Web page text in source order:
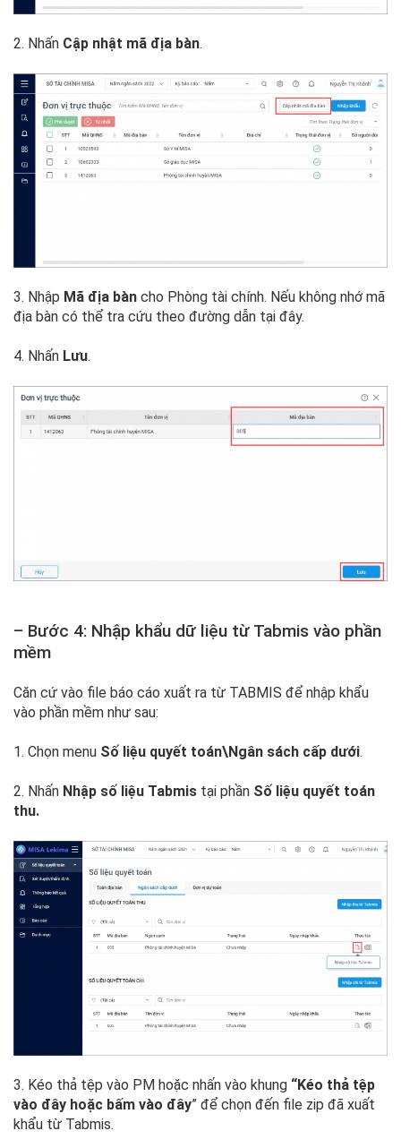
2. Nhấn Cập nhật mã địa bàn.
3. Nhập Mã địa bàn cho Phòng tài chính. Nếu không nhớ mã
địa bàn có thể tra cứu theo đường dẫn tại đây.
4. Nhấn Lưu.
– Bước 4: Nhập khẩu dữ liệu từ Tabmis vào phần
mềm
Căn cứ vào file báo cáo xuất ra từ TABMIS để nhập khẩu
vào phần mềm như sau:
1. Chọn menu Số liệu quyết toán\Ngân sách cấp dưới.
2. Nhấn Nhập số liệu Tabmis tại phần Số liệu quyết toán
thu.
3. Kéo thả tệp vào PM hoặc nhấn vào khung “Kéo thả tệp
vào đây hoặc bấm vào đây” để chọn đến file zip đã xuất
khẩu từ Tabmis.